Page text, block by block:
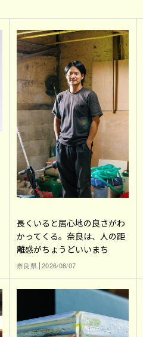
長くいると居心地の良さがわ
かってくる。奈良は、人の距
離感がちょうどいいまち
奈良県 2026/08/07